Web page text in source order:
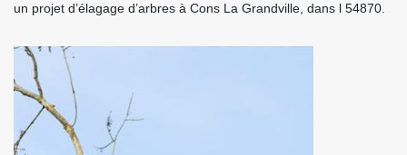
un projet d’élagage d’arbres à Cons La Grandville, dans l 54870.